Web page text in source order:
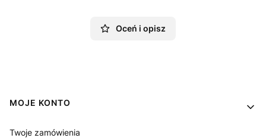
Oceń i opisz
Linki w stopce
MOJE KONTO
Twoje zamówienia